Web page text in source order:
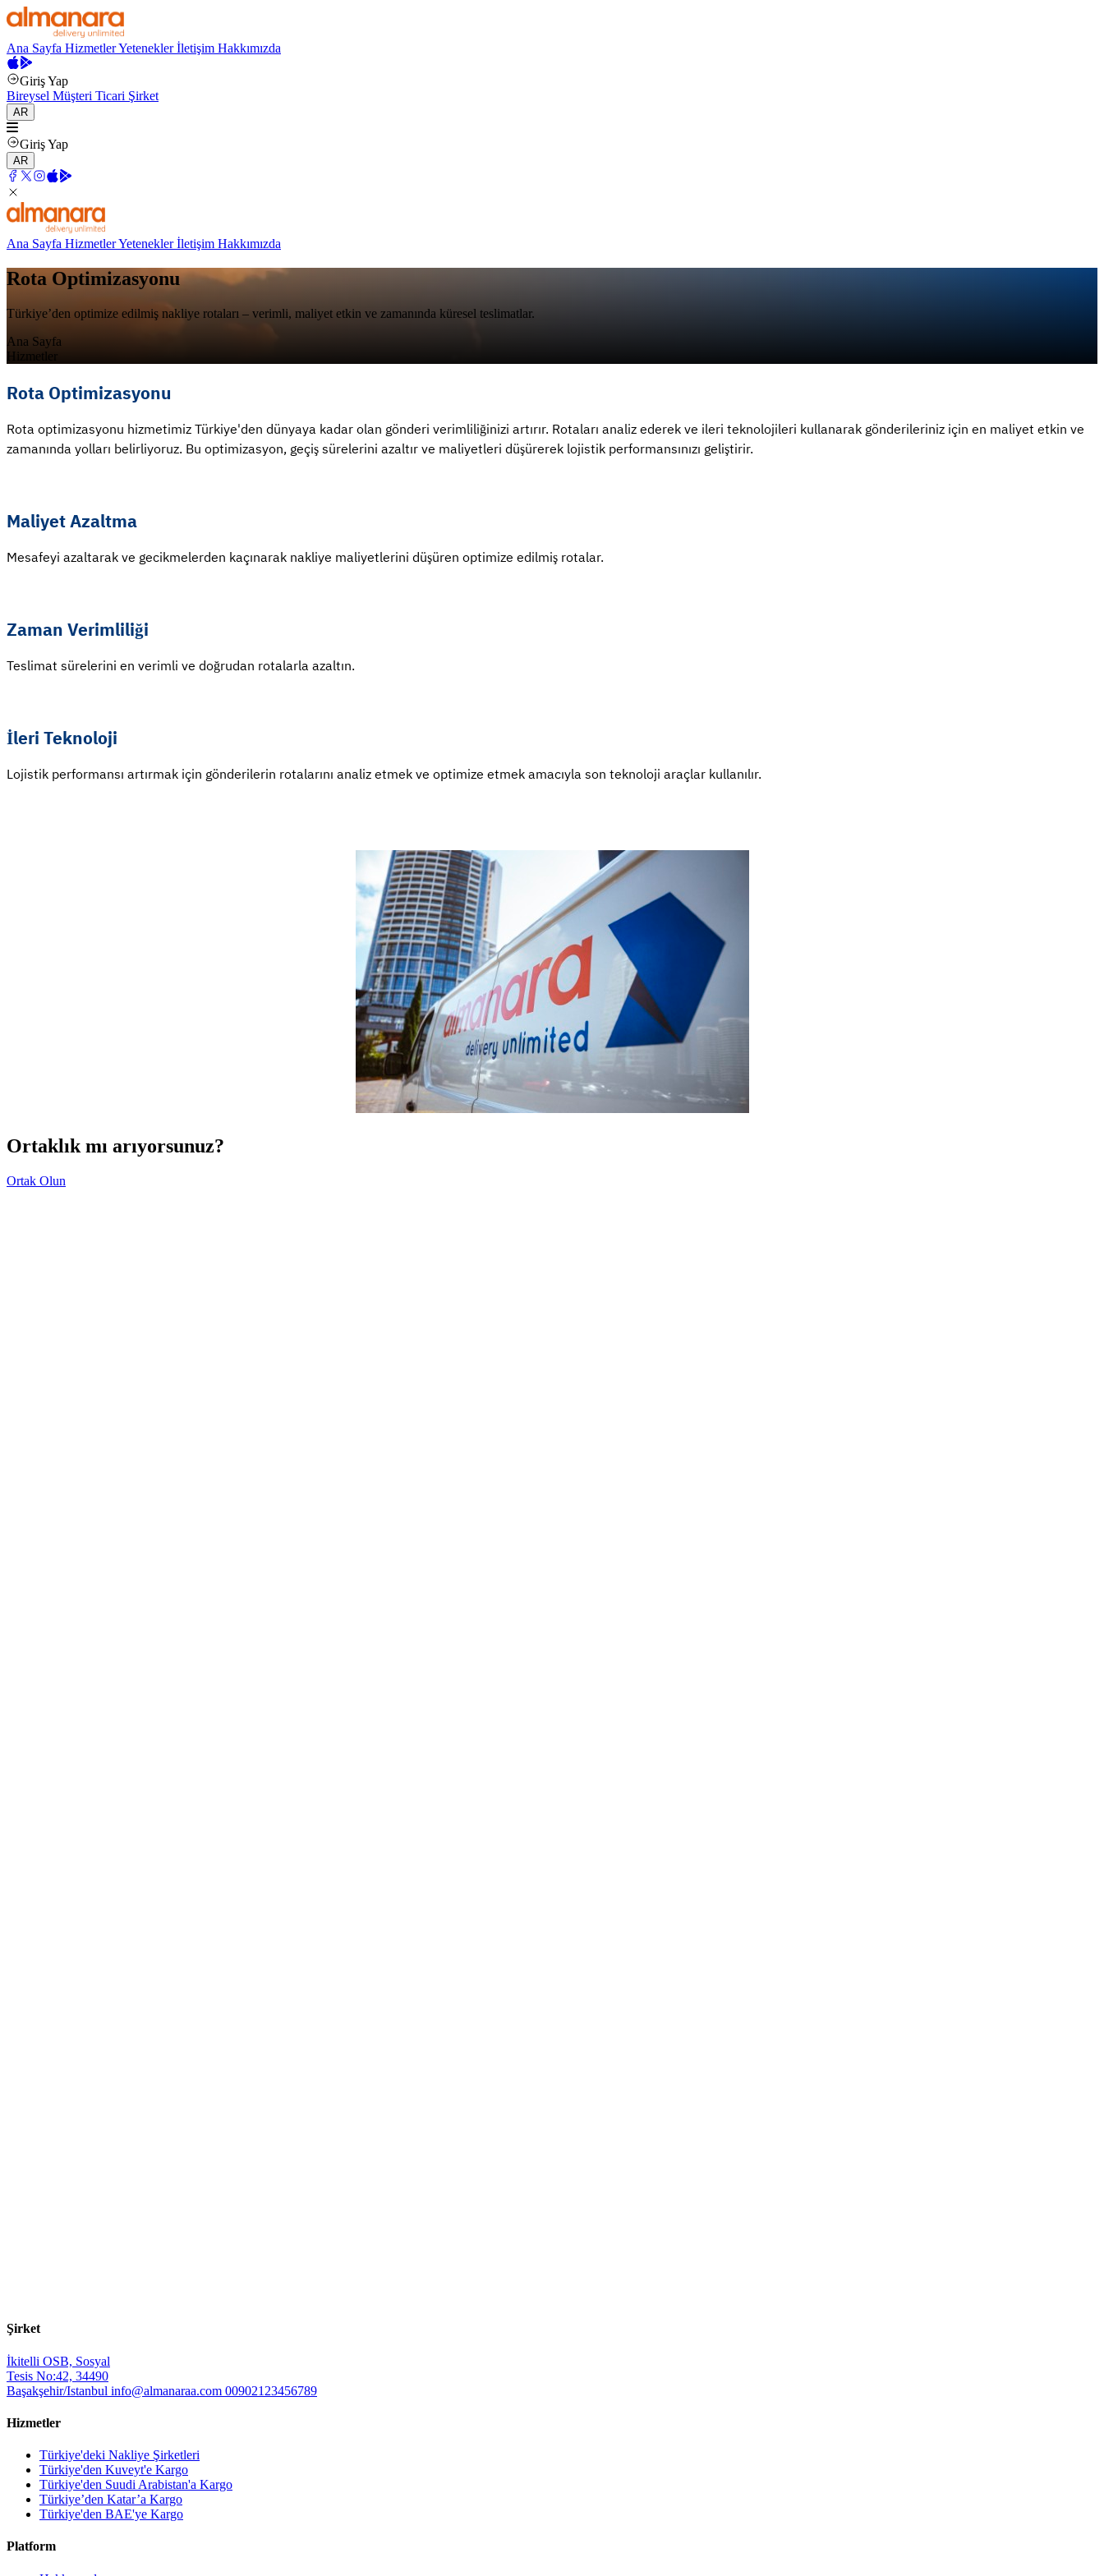
Ana Sayfa HizmetlerYeteneklerİletişim Hakkımızda
Giriş Yap
Bireysel Müşteri Ticari Şirket
AR
Giriş Yap
AR
Ana Sayfa HizmetlerYeteneklerİletişim Hakkımızda
Rota Optimizasyonu
Türkiye’den optimize edilmiş nakliye rotaları – verimli, maliyet etkin ve zamanında küresel teslimatlar.
Ana Sayfa
Hizmetler
Rota Optimizasyonu
Rota optimizasyonu hizmetimiz Türkiye'den dünyaya kadar olan gönderi verimliliğinizi artırır. Rotaları analiz ederek ve ileri teknolojileri kullanarak gönderileriniz için en maliyet etkin ve
zamanında yolları belirliyoruz. Bu optimizasyon, geçiş sürelerini azaltır ve maliyetleri düşürerek lojistik performansınızı geliştirir.
Maliyet Azaltma
Mesafeyi azaltarak ve gecikmelerden kaçınarak nakliye maliyetlerini düşüren optimize edilmiş rotalar.
Zaman Verimliliği
Teslimat sürelerini en verimli ve doğrudan rotalarla azaltın.
İleri Teknoloji
Lojistik performansı artırmak için gönderilerin rotalarını analiz etmek ve optimize etmek amacıyla son teknoloji araçlar kullanılır.
Ortaklık mı arıyorsunuz?
Ortak Olun
Şirket
İkitelli OSB, Sosyal
Tesis No:42, 34490
Başakşehir/Istanbul info@almanaraa.com 00902123456789
Hizmetler
Türkiye'deki Nakliye Şirketleri
Türkiye'den Kuveyt'e Kargo
Türkiye'den Suudi Arabistan'a Kargo
Türkiye’den Katar’a Kargo
Türkiye'den BAE'ye Kargo
Platform